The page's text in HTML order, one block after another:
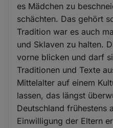
es Mädchen zu
schächten. Das gehört
Tradition war es auch
und Sklaven zu halten.
vorne blicken und darf
Traditionen und Texte
Mittelalter auf einem
lassen, das längst
Deutschland frühestens
Einwilligung der Eltern